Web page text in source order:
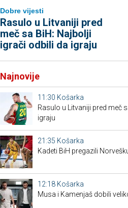
Dobre vijesti
Rasulo u Litvaniji pred
meč sa BiH: Najbolji
igrači odbili da igraju
Najnovije
11:30 Košarka
Rasulo u Litvaniji pred meč
igraju
21:35 Košarka
Kadeti BiH pregazili
12:18 Košarka
Musa i Kamenjaš dobili